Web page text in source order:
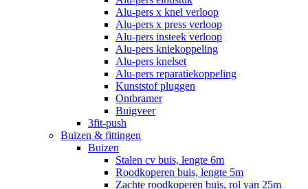
Alu-pers x knel verloop
Alu-pers x press verloop
Alu-pers insteek verloop
Alu-pers kniekoppeling
Alu-pers knelset
Alu-pers reparatiekoppeling
Kunststof pluggen
Ontbramer
Buigveer
3fit-push
Buizen & fittingen
Buizen
Stalen cv buis, lengte 6m
Roodkoperen buis, lengte 5m
Zachte roodkoperen buis, rol van 25m